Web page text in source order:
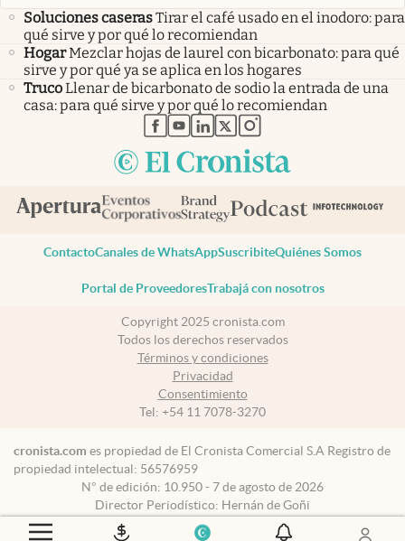
Soluciones caserasTirar el café usado en el inodoro: para
qué sirve y por qué lo recomiendan
HogarMezclar hojas de laurel con bicarbonato: para qué
sirve y por qué ya se aplica en los hogares
TrucoLlenar de bicarbonato de sodio la entrada de una
casa: para qué sirve y por qué lo recomiendan
abre en nueva pestaña
abre en nueva pestaña
abre en nueva pestaña
abre en nueva pestaña
abre en nueva pestaña
ContactoCanales de WhatsAppSuscribiteQuiénes Somos
Portal de ProveedoresTrabajá con nosotros
Copyright 2025 cronista.com
Todos los derechos reservados
Términos y condiciones
Privacidad
Consentimiento
Tel: +54 11 7078-3270
cronista.com es propiedad de El Cronista Comercial S.A Registro de
propiedad intelectual: 56576959
N° de edición: 10.950 - 7 de agosto de 2026
Director Periodístico: Hernán de Goñi